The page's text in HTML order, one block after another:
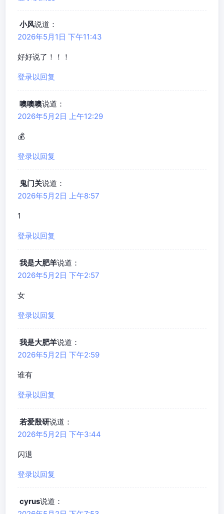
小风说道：
2026年5月1日 下午11:43
好好说了！！！
登录以回复
噢噢噢说道：
2026年5月2日 上午12:29
💰
登录以回复
鬼门关说道：
2026年5月2日 上午8:57
1
登录以回复
我是大肥羊说道：
2026年5月2日 下午2:57
女
登录以回复
我是大肥羊说道：
2026年5月2日 下午2:59
谁有
登录以回复
若爱殷研说道：
2026年5月2日 下午3:44
闪退
登录以回复
cyrus说道：